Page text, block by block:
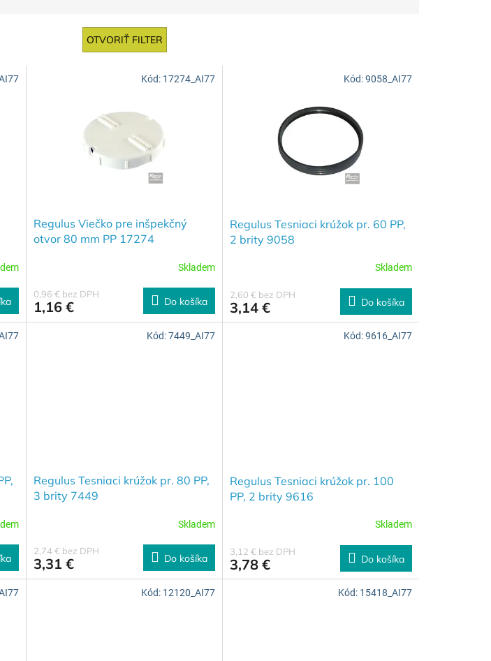
OTVORIŤ FILTER
Regulus Viečko pre inšpekčný
otvor 80 mm PP 17274
Skladem
0,96 € bez DPH
1,16 € Do košíka
Kód: 17274_AI77
Regulus Tesniaci krúžok pr. 60 PP,
2 brity 9058
Skladem
2,60 € bez DPH
3,14 € Do košíka
Kód:9058_AI77
Regulus Tesniaci krúžok pr. 80 PP,
3 brity 7449
Skladem
2,74 € bez DPH
3,31 € Do košíka
Kód:7449_AI77
Regulus Tesniaci krúžok pr. 100
PP, 2 brity 9616
Skladem
3,12 € bez DPH
3,78 € Do košíka
Kód:9616_AI77
Kód: 12120_AI77 Kód: 15418_AI77